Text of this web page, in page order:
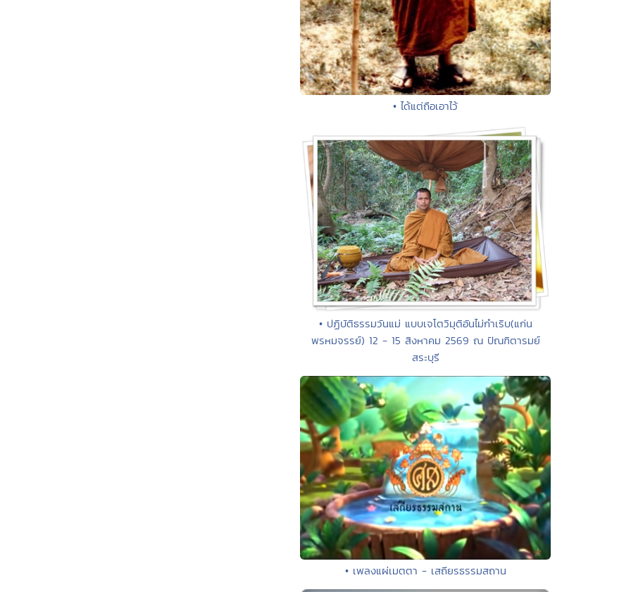
• ได้แต่ถือเอาไว้
• ปฏิบัติธรรมวันแม่ แบบเจโตวิมุติอันไม่กำเริบ(แก่น
พรหมจรรย์) 12 - 15 สิงหาคม 2569 ณ ปัณฑิตารมย์
สระบุรี
• เพลงแผ่เมตตา - เสถียรธรรมสถาน